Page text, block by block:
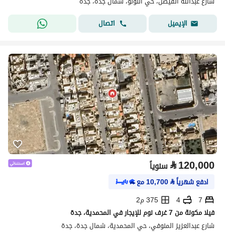
الإيميل
اتصال
⃁120,000 سنوياً
ادفع شهرياً⃁
10,700مع
7
4
375 م2
فيلا مكونة من 7 غرف نوم للإيجار في المحمدية، جدة
شارع عبدالعزيز المنوفي، حي المحمدية، شمال جدة، جدة